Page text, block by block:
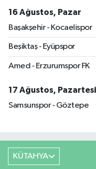
16 Ağustos, Pazar
Başakşehir - Kocaelispor
Beşiktaş - Eyüpspor
Amed - Erzurumspor FK
17 Ağustos, Pazartesi
Samsunspor - Göztepe
KÜTAHYA